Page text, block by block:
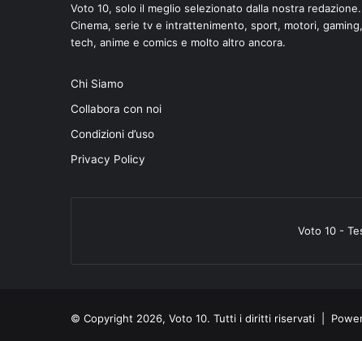
Voto 10, solo il meglio selezionato dalla nostra redazione.
Cinema, serie tv e intrattenimento, sport, motori, gaming,
tech, anime e comics e molto altro ancora.
Chi Siamo
Collabora con noi
Condizioni d’uso
Privacy Policy
Voto 10 -
© Copyright 2026, Voto 10. Tutti i diritti riservati |